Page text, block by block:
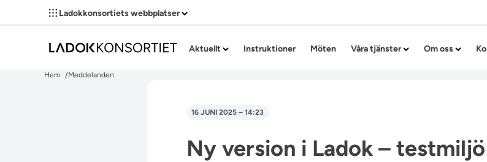
Ladokkonsortiets webbplatser
Aktuellt Instruktioner Möten Våra tjänster Om oss
Hem Meddelanden
16 JUNI 2025 – 14:23
Ny version i Ladok – testmiljö